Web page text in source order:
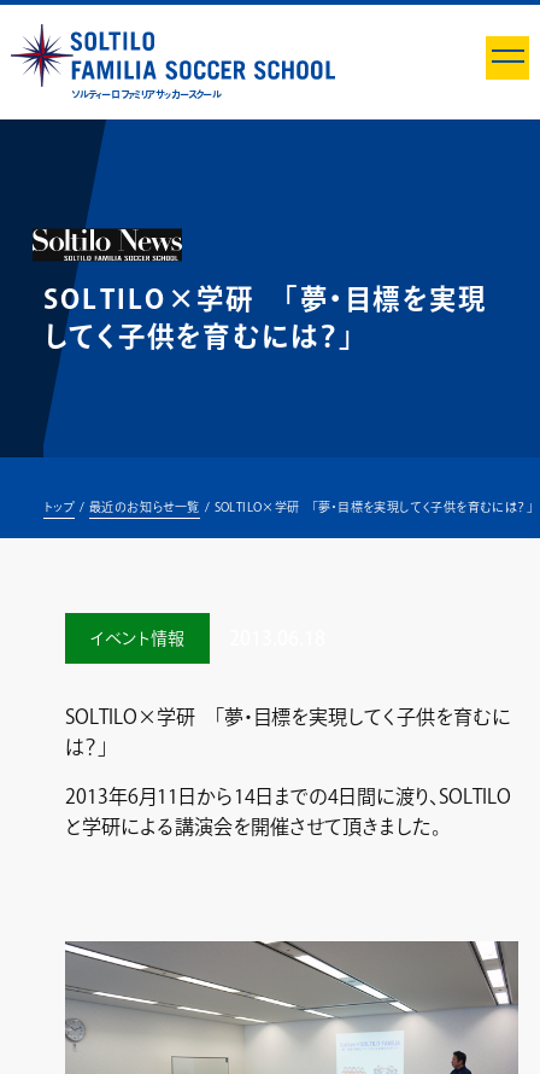
ソルティーロ ファミリア サッカースクール
SOLTILO×学研 「夢・目標を実現
してく子供を育むには？」
トップ 最近のお知らせ一覧 SOLTILO×学研 「夢・目標を実現してく子供を育むには？」
イベント情報
SOLTILO×学研 「夢・目標を実現してく子供を育むに
は？」
2013年6月11日から14日までの4日間に渡り、SOLTILO
と学研による講演会を開催させて頂きました。